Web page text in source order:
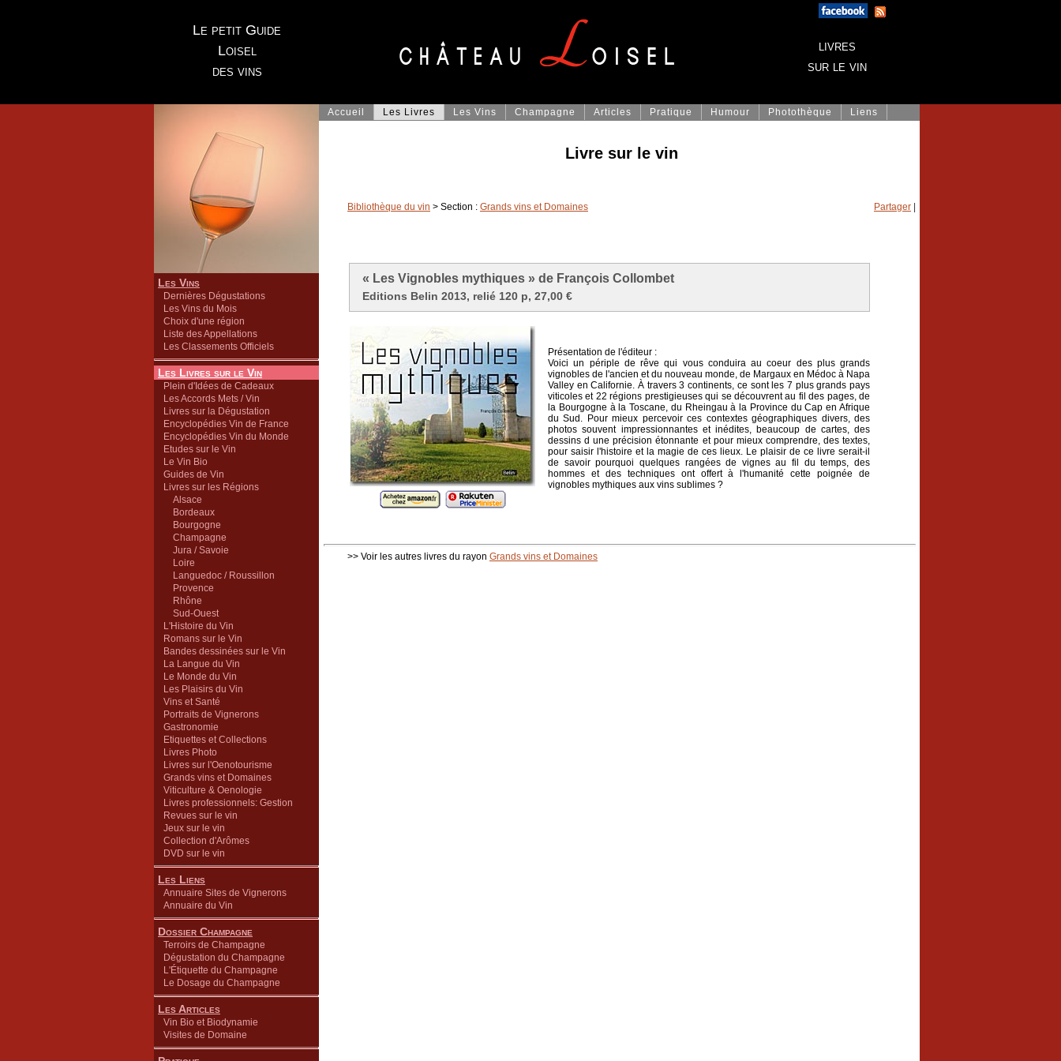
Le petit Guide
Loisel
des vins
livres
sur le vin
Les Vins
Dernières Dégustations
Les Vins du Mois
Choix d'une région
Liste des Appellations
Les Classements Officiels
Les Livres sur le Vin
Plein d'Idées de Cadeaux
Les Accords Mets / Vin
Livres sur la Dégustation
Encyclopédies Vin de France
Encyclopédies Vin du Monde
Etudes sur le Vin
Le Vin Bio
Guides de Vin
Livres sur les Régions
Alsace
Bordeaux
Bourgogne
Champagne
Jura / Savoie
Loire
Languedoc / Roussillon
Provence
Rhône
Sud-Ouest
L'Histoire du Vin
Romans sur le Vin
Bandes dessinées sur le Vin
La Langue du Vin
Le Monde du Vin
Les Plaisirs du Vin
Vins et Santé
Portraits de Vignerons
Gastronomie
Etiquettes et Collections
Livres Photo
Livres sur l'Oenotourisme
Grands vins et Domaines
Viticulture & Oenologie
Livres professionnels: Gestion
Revues sur le vin
Jeux sur le vin
Collection d'Arômes
DVD sur le vin
Les Liens
Annuaire Sites de Vignerons
Annuaire du Vin
Dossier Champagne
Terroirs de Champagne
Dégustation du Champagne
L'Étiquette du Champagne
Le Dosage du Champagne
Les Articles
Vin Bio et Biodynamie
Visites de Domaine
Accueil Les Livres Les Vins Champagne Articles Pratique Humour Photothèque Liens
Livre sur le vin
Partager
Bibliothèque du vin > Section : Grands vins et Domaines
« Les Vignobles mythiques » de François Collombet
Editions Belin 2013, relié 120 p, 27,00 €
Présentation de l'éditeur :
Voici un périple de rêve qui vous conduira au coeur des plus grands
vignobles de l'ancien et du nouveau monde, de Margaux en Médoc à Napa
Valley en Californie. À travers 3 continents, ce sont les 7 plus grands pays
viticoles et 22 régions prestigieuses qui se découvrent au fil des pages, de
la Bourgogne à la Toscane, du Rheingau à la Province du Cap en Afrique
du Sud. Pour mieux percevoir ces contextes géographiques divers, des
photos souvent impressionnantes et inédites, beaucoup de cartes, des
dessins d une précision étonnante et pour mieux comprendre, des textes,
pour saisir l'histoire et la magie de ces lieux. Le plaisir de ce livre serait-il
de savoir pourquoi quelques rangées de vignes au fil du temps, des
hommes et des techniques ont offert à l'humanité cette poignée de
vignobles mythiques aux vins sublimes ?
>> Voir les autres livres du rayon Grands vins et Domaines